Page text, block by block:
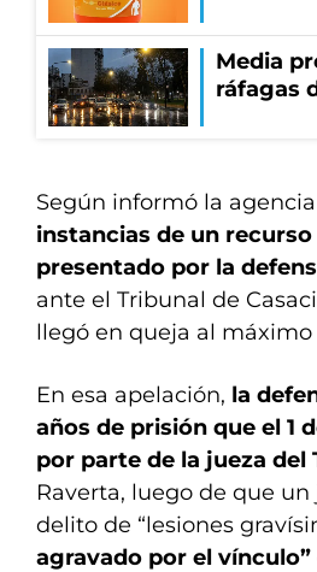
Media
ráfagas
Según informó la
instancias de un
presentado por la
ante el Tribunal de
llegó en queja al
En esa apelación, la
años de prisión que el 1
por parte de la jueza del
Raverta, luego de que
delito de “lesiones
agravado por el